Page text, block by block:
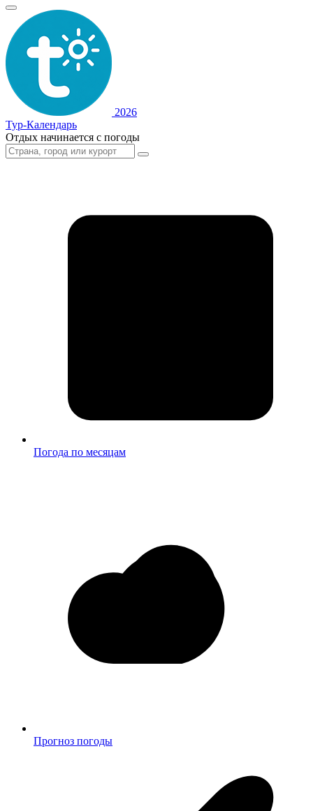
2026
Тур-Календарь
Отдых начинается с погоды
Погода по месяцам
Прогноз погоды